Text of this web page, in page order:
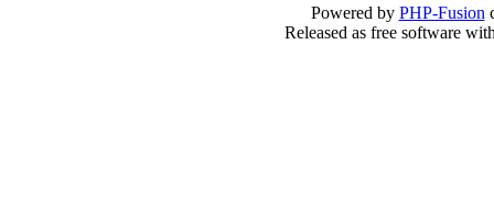
Powered by PHP-Fusion
Released as free software